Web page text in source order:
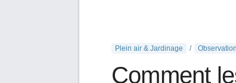
Plein air & Jardinage
Comment